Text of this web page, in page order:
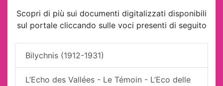
Scopri di più sui documenti digitalizzati disponibili
sul portale cliccando sulle voci presenti di seguito
Bilychnis (1912-1931)
L’Echo des Vallées - Le Témoin - L’Eco delle